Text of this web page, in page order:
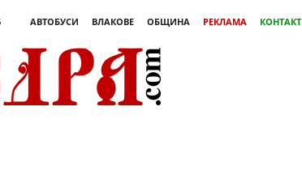
АВТОБУСИ ВЛАКОВЕ ОБЩИНА РЕКЛАМА
КОНТАКТ